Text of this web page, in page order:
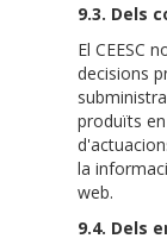
9.3. Dels
El CEESC
decisions
produïts
la
web.
9.4. Dels